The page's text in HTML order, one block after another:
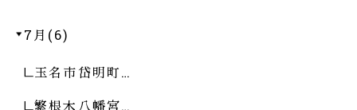
7月(6)
玉名市岱明町…
繁根木八幡宮…